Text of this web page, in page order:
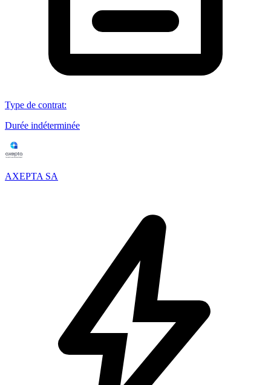
Type de contrat:
Durée indéterminée
AXEPTA SA